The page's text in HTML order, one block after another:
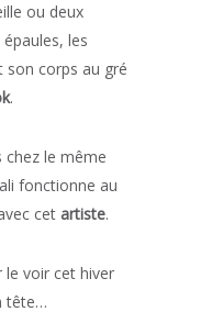
ou deux
les
son corps au gré
.
chez le même
fonctionne au
cet artiste.
le voir cet hiver
tête…